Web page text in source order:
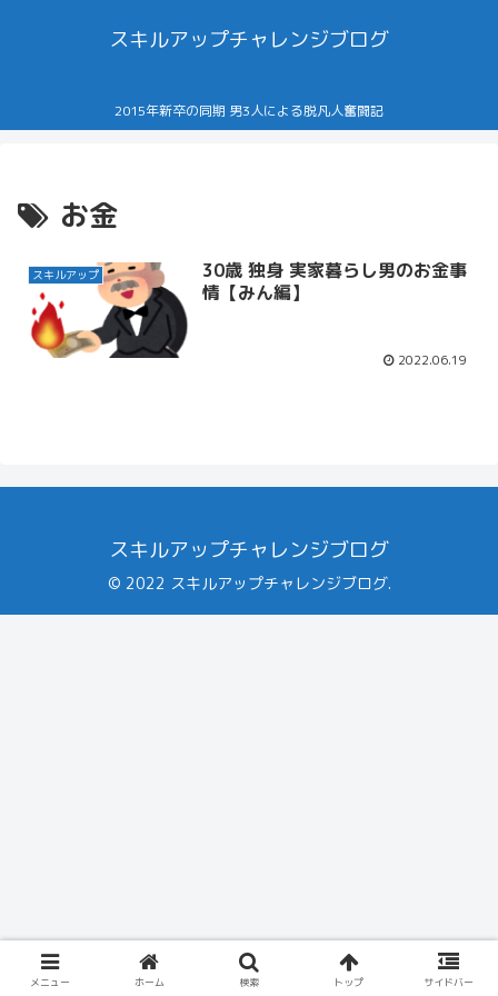
スキルアップチャレンジブログ
2015年新卒の同期 男3人による脱凡人奮闘記
お金
スキルアップ
30歳 独身 実家暮らし男のお金事
情【みん編】
2022.06.19
スキルアップチャレンジブログ
© 2022 スキルアップチャレンジブログ.
メニュー ホーム 検索 トップ サイドバー